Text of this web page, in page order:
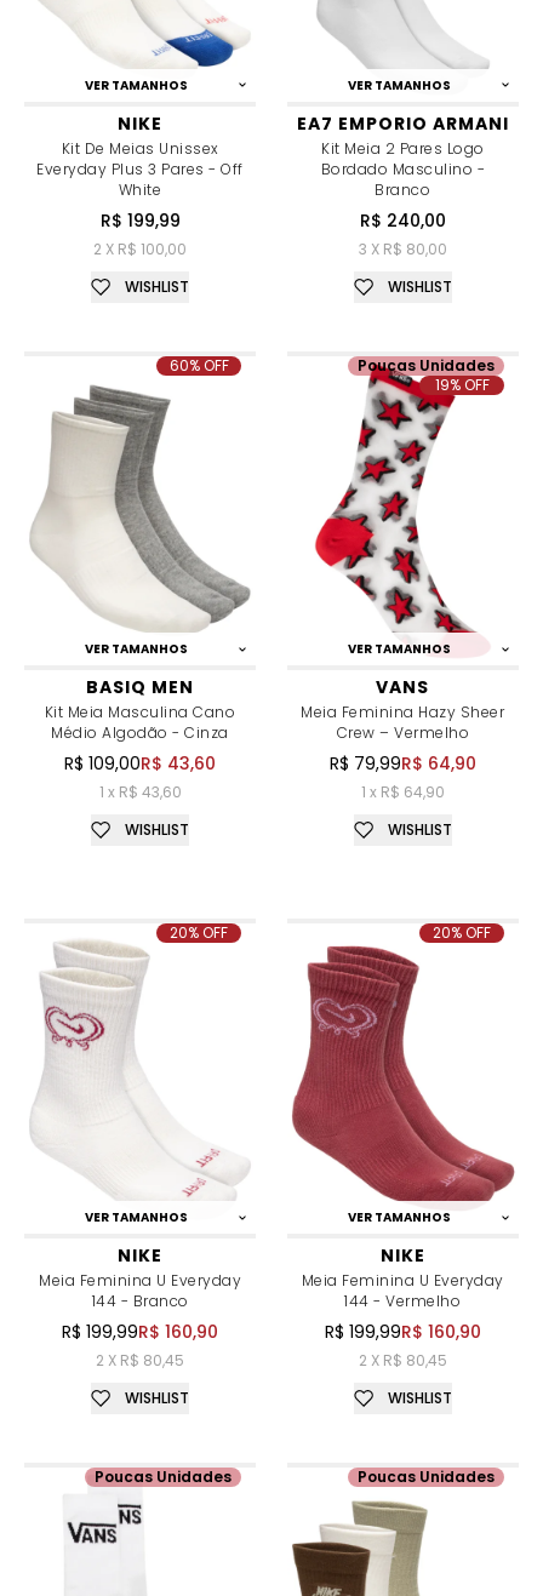
VER TAMANHOS
NIKE
Kit De Meias Unissex
Everyday Plus 3 Pares - Off
White
R$ 199,99
2 X R$ 100,00
WISHLIST
VER TAMANHOS
EA7 EMPORIO ARMANI
Kit Meia 2 Pares Logo
Bordado Masculino -
Branco
R$ 240,00
3 X R$ 80,00
WISHLIST
VER TAMANHOS
BASIQ MEN
Kit Meia Masculina Cano
Médio Algodão - Cinza
R$ 109,00R$ 43,60
1 x R$ 43,60
60% OFF
WISHLIST
VER TAMANHOS
VANS
Meia Feminina Hazy Sheer
Crew – Vermelho
R$ 79,99R$ 64,90
1 x R$ 64,90
Poucas Unidades
19% OFF
WISHLIST
VER TAMANHOS
NIKE
Meia Feminina U Everyday
144 - Branco
R$ 199,99R$ 160,90
2 X R$ 80,45
20% OFF
WISHLIST
VER TAMANHOS
NIKE
Meia Feminina U Everyday
144 - Vermelho
R$ 199,99R$ 160,90
2 X R$ 80,45
20% OFF
WISHLIST
Poucas Unidades Poucas Unidades